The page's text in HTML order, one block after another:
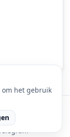
is onderdeel
om het gebruik